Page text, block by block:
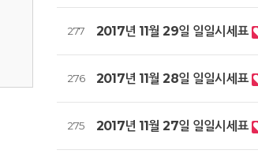
277 2017년 11월 29일 일일시세표
276 2017년 11월 28일 일일시세표
275 2017년 11월 27일 일일시세표